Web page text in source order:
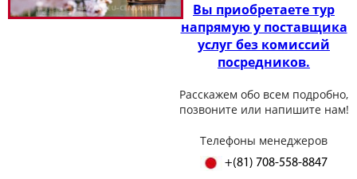
Вы приобретаете тур
напрямую у поставщика
услуг без комиссий
посредников.
Расскажем обо всем подробно,
позвоните или напишите нам!
Телефоны менеджеров
+(81) 708-558-8847